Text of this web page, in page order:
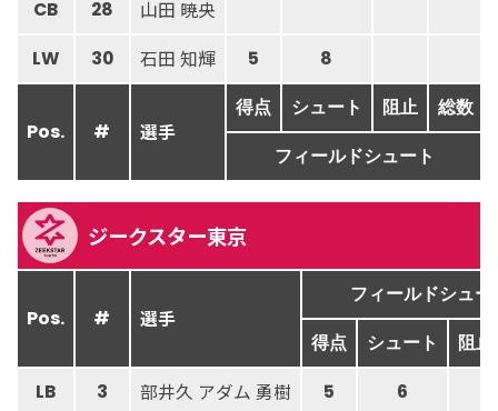
CB 28 山田 暁央
LW 30 石田 知輝 5 8
Pos. # 選手
得点 シュート 阻止 総数
フィールドシュート
ジークスター東京
Pos. # 選手
フィールドシュー
得点 シュート 阻止
LB 3 部井久 アダム 勇樹 5 6